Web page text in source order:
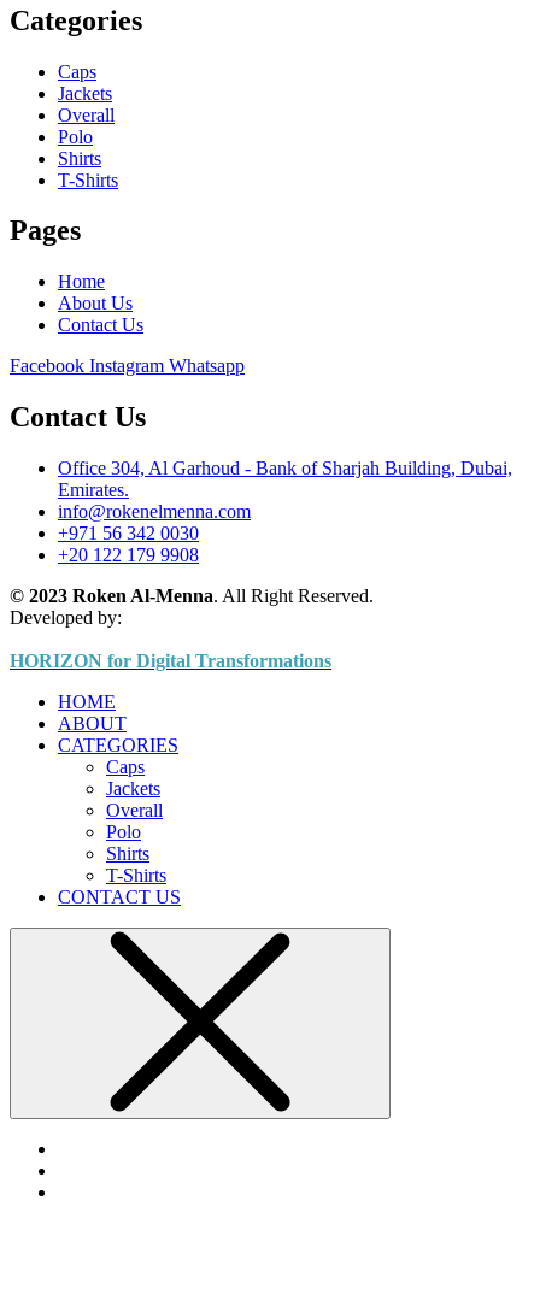
Categories
Caps
Jackets
Overall
Polo
Shirts
T-Shirts
Pages
Home
About Us
Contact Us
Facebook Instagram Whatsapp
Contact Us
Office 304, Al Garhoud - Bank of Sharjah Building, Dubai,
Emirates.
info@rokenelmenna.com
+971 56 342 0030
+20 122 179 9908
© 2023 Roken Al-Menna. All Right Reserved.
Developed by:
HORIZON for Digital Transformations
HOME
ABOUT
CATEGORIES
Caps
Jackets
Overall
Polo
Shirts
T-Shirts
CONTACT US